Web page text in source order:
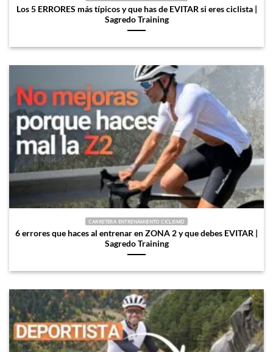
Los 5 ERRORES más típicos y que has de EVITAR si eres ciclista |
Sagredo Training
CARRETERA ENTRENAMIENTO CICLISMO
6 errores que haces al entrenar en ZONA 2 y que debes EVITAR |
Sagredo Training